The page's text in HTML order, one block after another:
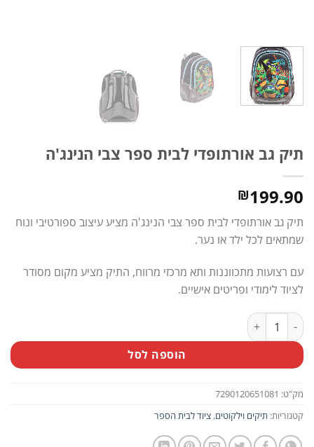
תיק גב אורתופדי לבית ספר צבי הנינג'ה
₪199.90
תיק גב אורתופדי לבית ספר צבי הנינג'ה מציע עיצוב ספורטיבי ונוח
שמתאים לכל ילד או נער.
עם רצועות מתכווננות ותא מרכזי מרווח, התיק מציע מקום מסודר
לציוד לימודי ופריטים אישיים.
כמות של תיק גב אורתופדי לבית ספר צבי הנינג'ה
הוספה לסל
מק"ט: 7290120651081
קטגוריות: תיקים וילקוטים, ציוד לבית הספר